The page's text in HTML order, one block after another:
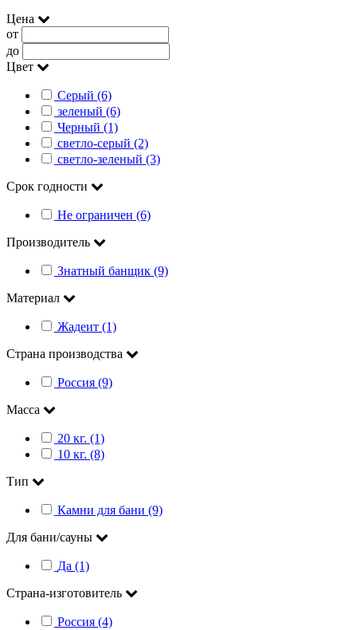
Цена
от
до
Цвет
Серый (6)
зеленый (6)
Черный (1)
светло-серый (2)
светло-зеленый (3)
Срок годности
Не ограничен (6)
Производитель
Знатный банщик (9)
Материал
Жадеит (1)
Страна производства
Россия (9)
Масса
20 кг. (1)
10 кг. (8)
Тип
Камни для бани (9)
Для бани/сауны
Да (1)
Страна-изготовитель
Россия (4)